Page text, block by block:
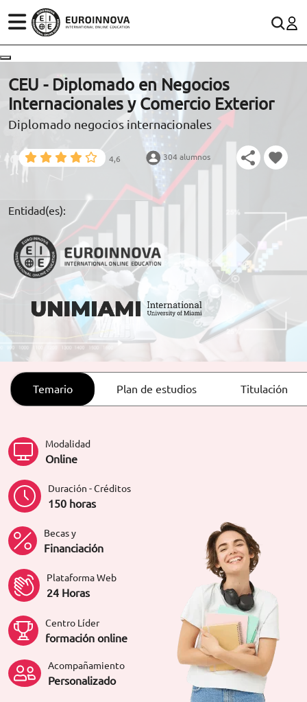
ÁREAS
ESTUDIOS
CONOCE EUROINNOVA
BECAS Y FINANCIACIÓN
RECURSOS EDUCATIVOS
ARTÍCULOS
ORIENTACIÓN LABORAL
(+34)958 050 200 (gratuito en España)
900 831 200
formacion@euroinnova.com
TRABAJA CON NOSOTROS
CEU - Diplomado en Negocios
Internacionales y Comercio Exterior
Diplomado negocios internacionales
4,6 304 alumnos
Entidad(es):
Temario Plan de estudios Titulación
Modalidad
Online
Duración - Créditos
150 horas
Becas y
Financiación
Plataforma Web
24 Horas
Centro Líder
formación online
Acompañamiento
Personalizado